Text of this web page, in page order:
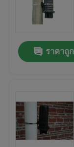
ราคาถู